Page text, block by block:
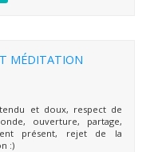
MÉDITATION
et doux, respect de
ouverture, partage,
présent, rejet de la
:)